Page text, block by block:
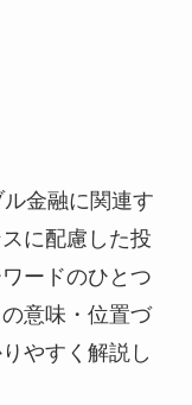
金融に関連す
に配慮した投
ードのひとつ
意味・位置づ
やすく解説し